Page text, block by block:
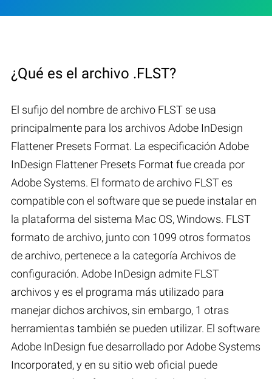
¿Qué es el archivo .FLST?
El sufijo del nombre de archivo FLST se usa
principalmente para los archivos Adobe InDesign
Flattener Presets Format. La especificación Adobe
InDesign Flattener Presets Format fue creada por
Adobe Systems. El formato de archivo FLST es
compatible con el software que se puede instalar en
la plataforma del sistema Mac OS, Windows. FLST
formato de archivo, junto con 1099 otros formatos
de archivo, pertenece a la categoría Archivos de
configuración. Adobe InDesign admite FLST
archivos y es el programa más utilizado para
manejar dichos archivos, sin embargo, 1 otras
herramientas también se pueden utilizar. El software
Adobe InDesign fue desarrollado por Adobe Systems
Incorporated, y en su sitio web oficial puede